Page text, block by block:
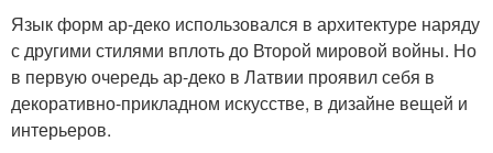
Язык форм ар-деко использовался в архитектуре наряду
с другими стилями вплоть до Второй мировой войны. Но
в первую очередь ар-деко в Латвии проявил себя в
декоративно-прикладном искусстве, в дизайне вещей и
интерьеров.